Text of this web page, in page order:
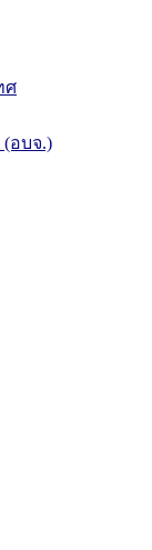
ศ
อบจ.)